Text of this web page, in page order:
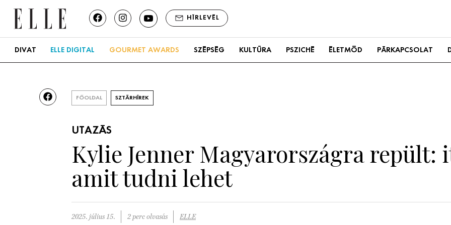
HÍRLEVÉL
DIVAT ELLE DIGITAL GOURMET AWARDS SZÉPSÉG KULTÚRA PSZICHÉ ÉLETMÓD PÁRKAPCSOLAT
FŐOLDAL SZTÁRHÍREK
UTAZÁS
Kylie Jenner Magyarországra repült:
amit tudni lehet
2025. július 15. 2 perc olvasás ELLE